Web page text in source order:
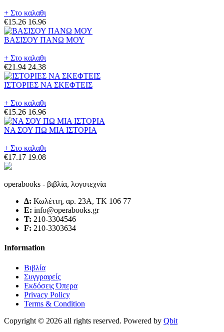
+ Στο καλαθι
€15.26 16.96
ΒΑΣΙΣΟΥ ΠΑΝΩ ΜΟΥ
+ Στο καλαθι
€21.94 24.38
ΙΣΤΟΡΙΕΣ ΝΑ ΣΚΕΦΤΕΙΣ
+ Στο καλαθι
€15.26 16.96
ΝΑ ΣΟΥ ΠΩ ΜΙΑ ΙΣΤΟΡΙΑ
+ Στο καλαθι
€17.17 19.08
operabooks - βιβλία, λογοτεχνία
Δ: Κωλέττη, αρ. 23Α, ΤΚ 106 77
E: info@operabooks.gr
Τ: 210-3304546
F: 210-3303634
Information
Βιβλία
Συγγραφείς
Εκδόσεις Όπερα
Privacy Policy
Terms & Condition
Copyright © 2026 all rights reserved. Powered by Qbit